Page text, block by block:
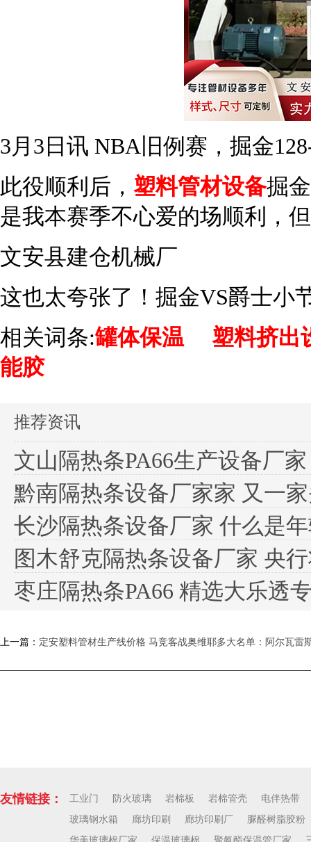
3月3日讯 NBA旧例赛，掘金
此役顺利后， 塑料管材设备掘
是我本赛季不心爱的场顺利，
文安县建仓机械厂
这也太夸张了！掘金VS爵士小
相关词条:罐体保温
塑料挤出
能胶
推荐资讯
文山隔热条PA66生产设备厂
黔南隔热条设备厂家家 又一家头
长沙隔热条设备厂家 什么是
图木舒克隔热条设备厂家 央行将
枣庄隔热条PA66 精选大乐透专
上一篇： 定安塑料管材生产线价格 马竞客战奥维耶多大名单：阿尔瓦雷
友情链接： 工业门 防火玻璃 岩棉板 岩棉管壳
电伴热带
玻璃钢水箱
廊坊印刷 廊坊印刷厂
脲醛树脂胶粉